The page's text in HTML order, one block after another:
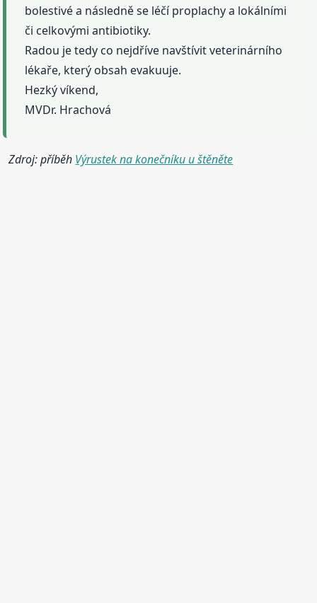
bolestivé a následně se léčí proplachy a lokálními
či celkovými antibiotiky.
Radou je tedy co nejdříve navštívit veterinárního
lékaře, který obsah evakuuje.
Hezký víkend,
MVDr. Hrachová
Zdroj: příběh Výrustek na konečníku u štěněte